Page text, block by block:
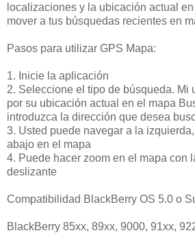
localizaciones y la ubicación actual
mover a tus búsquedas recientes en
Pasos para utilizar GPS Mapa:
1. Inicie la aplicación
2. Seleccione el tipo de búsqueda. Mi
por su ubicación actual en el mapa
introduzca la dirección que desea
3. Usted puede navegar a la
abajo en el mapa
4. Puede hacer zoom en el mapa con
deslizante
Compatibilidad BlackBerry OS 5.0 o
BlackBerry 85xx, 89xx, 9000, 91xx,